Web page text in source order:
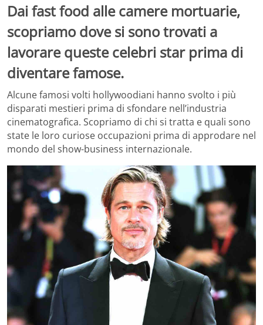
Dai fast food alle camere mortuarie,
scopriamo dove si sono trovati a
lavorare queste celebri star prima di
diventare famose.
Alcune famosi volti hollywoodiani hanno svolto i più
disparati mestieri prima di sfondare nell’industria
cinematografica. Scopriamo di chi si tratta e quali sono
state le loro curiose occupazioni prima di approdare nel
mondo del show-business internazionale.